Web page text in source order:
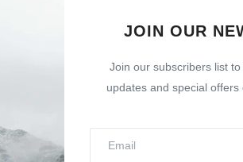
JOIN OUR
Join our subscribers list
updates and special
beberapa area untuk penyelidikan.
melindungi pengunjung.
tetapi juga simbol kebudayaan dan
menimbulkan dampak negatif jangka